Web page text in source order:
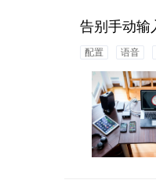
告别手动输
配置 语音